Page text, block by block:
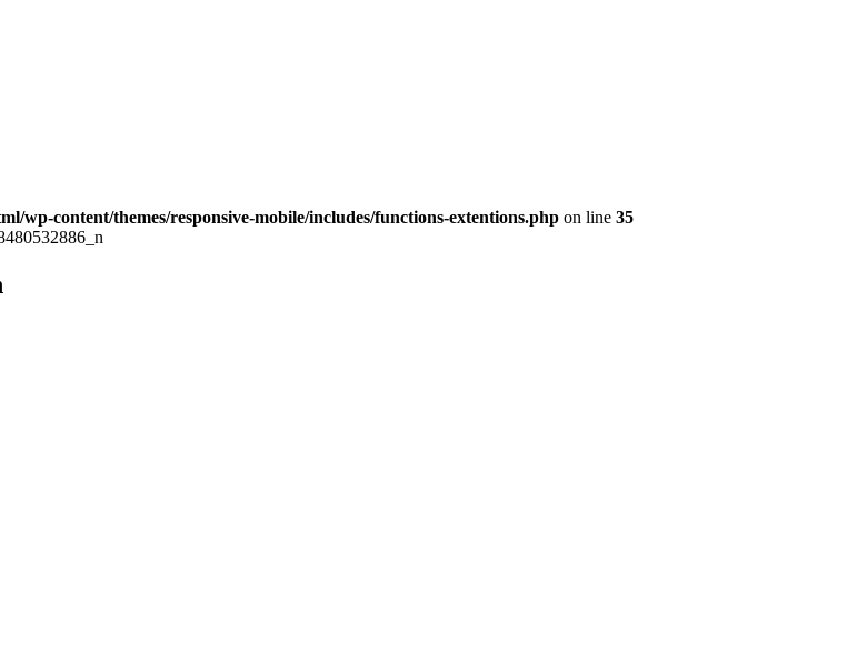
wp-content/themes/responsive-mobile/includes/functions-extentions.php on line 35